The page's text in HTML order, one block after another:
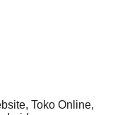
Toko Online,